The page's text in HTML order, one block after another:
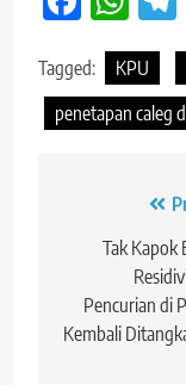
Tagged: KPU
penetapan caleg
Navigasi
Tak Kapok
Pencurian di
Kembali